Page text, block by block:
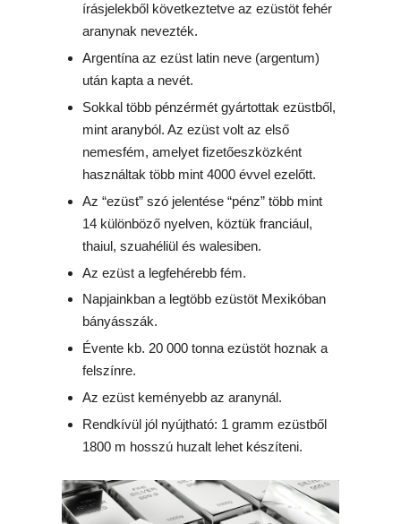
írásjelekből következtetve az ezüstöt fehér
aranynak nevezték.
Argentína az ezüst latin neve (argentum)
után kapta a nevét.
Sokkal több pénzérmét gyártottak ezüstből,
mint aranyból. Az ezüst volt az első
nemesfém, amelyet fizetőeszközként
használtak több mint 4000 évvel ezelőtt.
Az “ezüst” szó jelentése “pénz” több mint
14 különböző nyelven, köztük franciául,
thaiul, szuahéliül és walesiben.
Az ezüst a legfehérebb fém.
Napjainkban a legtöbb ezüstöt Mexikóban
bányásszák.
Évente kb. 20 000 tonna ezüstöt hoznak a
felszínre.
Az ezüst keményebb az aranynál.
Rendkívül jól nyújtható: 1 gramm ezüstből
1800 m hosszú huzalt lehet készíteni.